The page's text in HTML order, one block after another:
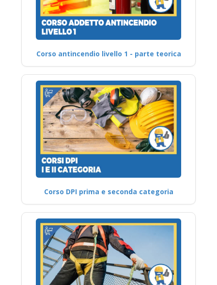
Corso antincendio livello 1 - parte teorica
Corso DPI prima e seconda categoria